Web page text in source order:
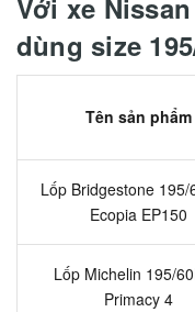
Với xe
dùng size
Tên sản phẩm
Lốp Bridgestone 195/
Ecopia EP150
Lốp Michelin 195/
Primacy 4